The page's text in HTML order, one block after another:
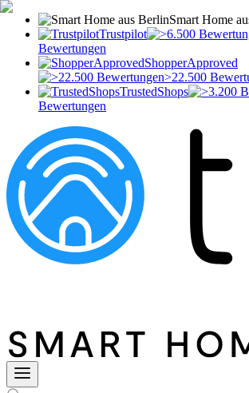
Smart Home
Trustpilot
Bewertungen
ShopperApproved
>22.500
TrustedShops
Bewertungen